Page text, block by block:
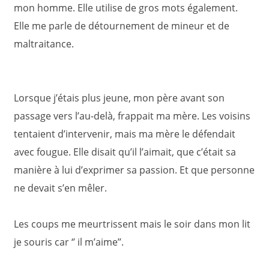
mon homme. Elle utilise de gros mots également.
Elle me parle de détournement de mineur et de
maltraitance.
Lorsque j’étais plus jeune, mon père avant son
passage vers l’au-delà, frappait ma mère. Les voisins
tentaient d’intervenir, mais ma mère le défendait
avec fougue. Elle disait qu’il l’aimait, que c’était sa
manière à lui d’exprimer sa passion. Et que personne
ne devait s’en mêler.
Les coups me meurtrissent mais le soir dans mon lit
je souris car ‘’ il m’aime’’.